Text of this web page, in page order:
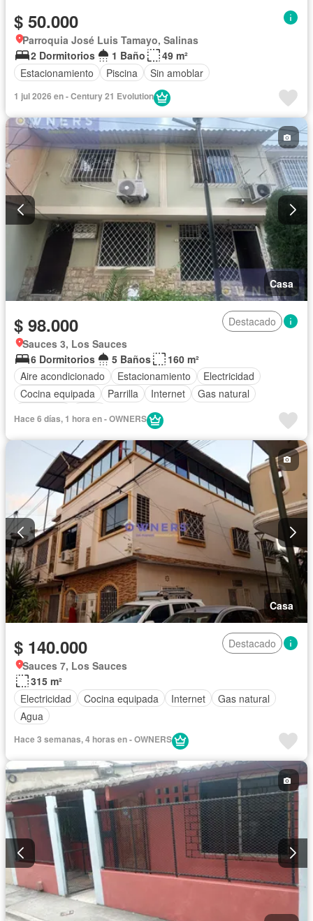
$ 50.000
Parroquia José Luis Tamayo, Salinas
2 Dormitorios
1 Baño
49 m²
Estacionamiento
Piscina Sin amoblar
1 jul 2026 en - Century 21 Evolution
Casa
$ 98.000
Destacado
Sauces 3, Los Sauces
6 Dormitorios
5 Baños
160 m²
Aire acondicionado
Estacionamiento
Electricidad
Cocina equipada
Parrilla Internet
Gas natural
Hace 6 días, 1 hora en - OWNERS
Casa
$ 140.000
Destacado
Sauces 7, Los Sauces
315 m²
Electricidad
Cocina equipada Internet
Gas natural
Agua
Hace 3 semanas, 4 horas en - OWNERS